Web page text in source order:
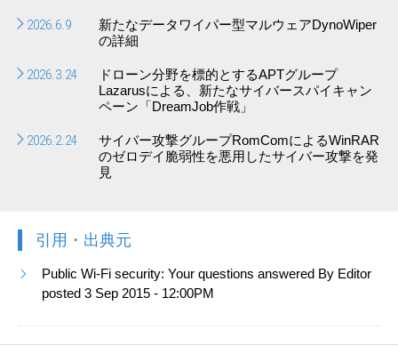
2026.6.9
新たなデータワイパー型マルウェアDynoWiper
の詳細
2026.3.24
ドローン分野を標的とするAPTグループ
Lazarusによる、新たなサイバースパイキャン
ペーン「DreamJob作戦」
2026.2.24
サイバー攻撃グループRomComによるWinRAR
のゼロデイ脆弱性を悪用したサイバー攻撃を発
見
引用・出典元
Public Wi-Fi security: Your questions answered By Editor
posted 3 Sep 2015 - 12:00PM